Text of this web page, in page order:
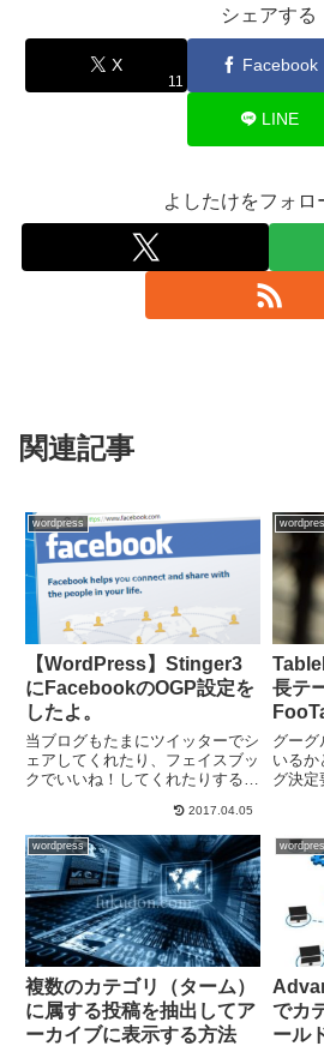
シェアする
X
11
Facebook
LINE
よしたけをフォロ
関連記事
wordpress
【WordPress】Stinger3
にFacebookのOGP設定を
したよ。
当ブログもたまにツイッターでシ
ェアしてくれたり、フェイスブッ
クでいいね！してくれたりする記
れたチャンスをもっと活かせるよ
うにきちんと設定をしておくこと
にしました。まずはフェイスブッ
クのOGP設定をしましたの
で、...
2017.04.05
長テ
【
ン】
グーグ
いるか
グ決定
ね。
ーザー
り、ジ
割合
wordpress
複数のカテゴリ（ターム）
に属する投稿を抽出してア
ーカイブに表示する方法
でカ
ール